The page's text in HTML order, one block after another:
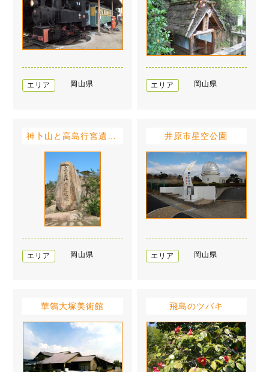
エリア 岡山県 エリア 岡山県
エリア 岡山県
井原市星空公園
エリア 岡山県
華鴒大塚美術館 飛島のツバキ